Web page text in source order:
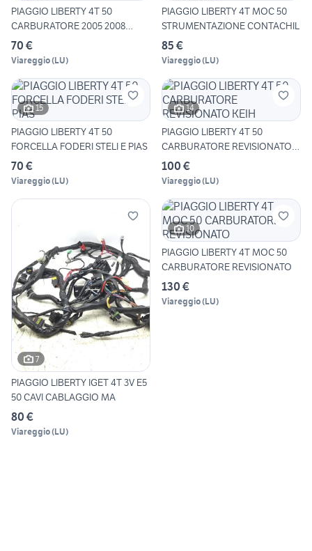
PIAGGIO LIBERTY 4T 50
CARBURATORE 2005 2008
C42400
70 €
Viareggio(LU)
PIAGGIO LIBERTY 4T MOC 50
STRUMENTAZIONE CONTACHIL
85 €
Viareggio(LU)
15
PIAGGIO LIBERTY 4T 50
FORCELLA FODERI STELI E PIAS
70 €
Viareggio(LU)
14
PIAGGIO LIBERTY 4T 50
CARBURATORE REVISIONATO
KEIH
100 €
Viareggio(LU)
7
PIAGGIO LIBERTY IGET 4T 3V E5
50 CAVI CABLAGGIO MA
80 €
Viareggio(LU)
10
PIAGGIO LIBERTY 4T MOC 50
CARBURATORE REVISIONATO
130 €
Viareggio(LU)